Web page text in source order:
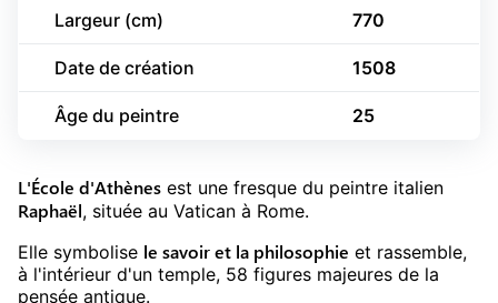
Largeur (cm) 770
Date de création 1508
Âge du peintre 25
L'École d'Athènes est une fresque du peintre italien
Raphaël, située au Vatican à Rome.
Elle symbolise le savoir et la philosophie et rassemble,
à l'intérieur d'un temple, 58 figures majeures de la
pensée antique.